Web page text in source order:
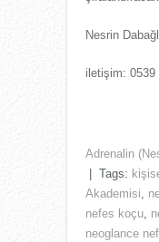
Nesrin
iletişim: 0539
Adrenalin
| Tags:
Akademisi,
nefes koçu,
neoglance